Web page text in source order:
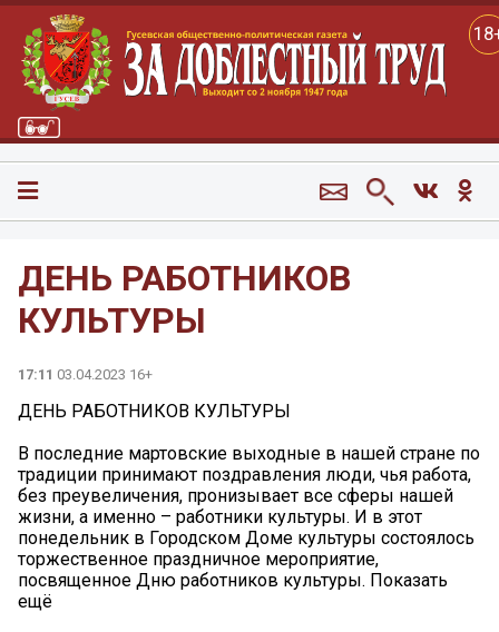
ДЕНЬ РАБОТНИКОВ
КУЛЬТУРЫ
17:11 03.04.2023 16+
ДЕНЬ РАБОТНИКОВ КУЛЬТУРЫ
В последние мартовские выходные в нашей стране по
традиции принимают поздравления люди, чья работа,
без преувеличения, пронизывает все сферы нашей
жизни, а именно – работники культуры. И в этот
понедельник в Городском Доме культуры состоялось
торжественное праздничное мероприятие,
посвященное Дню работников культуры. Показать
ещё